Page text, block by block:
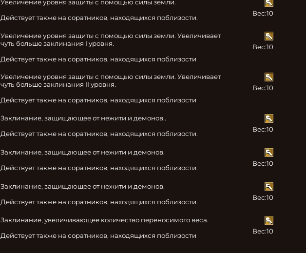
Увеличение уровня защиты с помощью силы земли.
Действует также на соратников, находящихся поблизости.
Вес:10
Увеличение уровня защиты с помощью силы земли. Увеличивает
чуть больше заклинания I уровня.
Действует также на соратников, находящихся поблизости
Вес:10
Увеличение уровня защиты с помощью силы земли. Увеличивает
чуть больше заклинания II уровня.
Действует также на соратников, находящихся поблизости
Вес:10
Заклинание, защищающее от нежити и демонов..
Действует также на соратников, находящихся поблизости.
Вес:10
Заклинание, защищающее от нежити и демонов.
Действует также на соратников, находящихся поблизости.
Вес:10
Заклинание, защищающее от нежити и демонов.
Действует также на соратников, находящихся поблизости.
Вес:10
Заклинание, увеличивающее количество переносимого веса.
Действует также на соратников, находящихся поблизости
Вес:10